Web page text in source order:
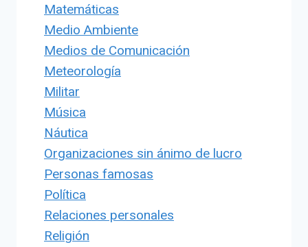
Matemáticas
Medio Ambiente
Medios de Comunicación
Meteorología
Militar
Música
Náutica
Organizaciones sin ánimo de lucro
Personas famosas
Política
Relaciones personales
Religión